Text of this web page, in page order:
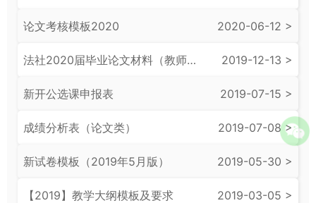
论文考核模板2020 2020-06-12 >
法社2020届毕业论文材料（教师用） 2019-12-13 >
新开公选课申报表 2019-07-15 >
成绩分析表（论文类） 2019-07-08 >
新试卷模板（2019年5月版） 2019-05-30 >
【2019】教学大纲模板及要求 2019-03-05 >